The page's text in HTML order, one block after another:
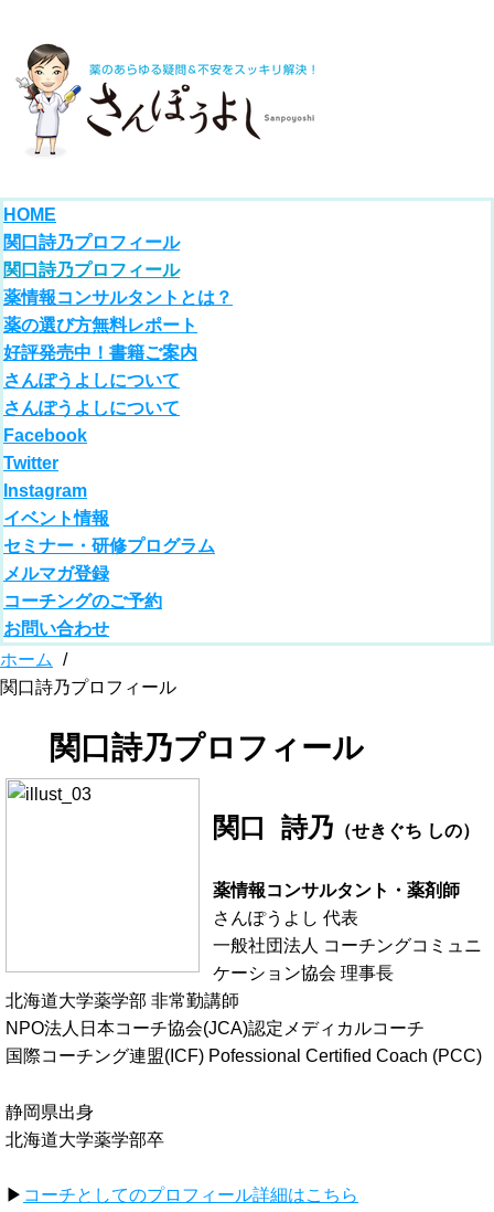
HOME
関口詩乃プロフィール
関口詩乃プロフィール
薬情報コンサルタントとは？
薬の選び方無料レポート
好評発売中！書籍ご案内
さんぽうよしについて
さんぽうよしについて
Facebook
Twitter
Instagram
イベント情報
セミナー・研修プログラム
メルマガ登録
コーチングのご予約
お問い合わせ
ホーム
/
関口詩乃プロフィール
関口詩乃プロフィール
関口 詩乃 （せきぐち しの）
薬情報コンサルタント・薬剤師
さんぽうよし 代表
一般社団法人 コーチングコミュニ
ケーション協会 理事長
北海道大学薬学部 非常勤講師
NPO法人日本コーチ協会(JCA)認定メディカルコーチ
国際コーチング連盟(ICF) Pofessional Certified Coach (PCC)
静岡県出身
北海道大学薬学部卒
▶︎ コーチとしてのプロフィール詳細はこちら